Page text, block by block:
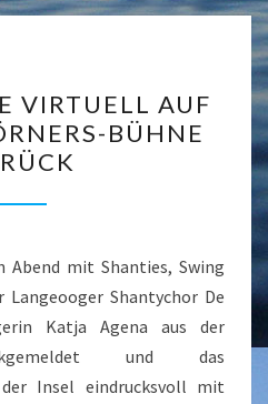
KEHRTE
VIRTUELL
AUF
DIE
BÜHNE
ZURÜCK
VIRTUELL AUF
BÜHNE
mit Shanties, Swing
Langeooger Shantychor De
Katja Agena aus der
und das
Insel eindrucksvoll mit